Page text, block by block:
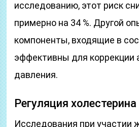
исследованию, этот риск
примерно на 34 %. Другой
компоненты, входящие в
эффективны для коррекции
давления.
Регуляция холестерина
Исследования при участии